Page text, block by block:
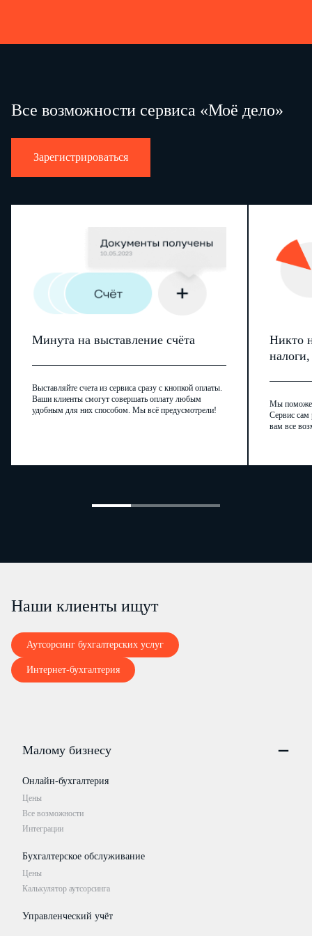
Все возможности сервиса «Моё дело»
Зарегистрироваться
Минута на выставление счёта
Выставляйте счета из сервиса сразу с кнопкой оплаты.
Ваши клиенты смогут совершать оплату любым
удобным для них способом. Мы всё предусмотрели!
Никто
Мы
Сервис сам
вам все
Наши клиенты ищут
Аутсорсинг бухгалтерских услуг
Интернет-бухгалтерия
Малому бизнесу
Онлайн-бухгалтерия
Цены
Все возможности
Интеграции
Бухгалтерское обслуживание
Цены
Калькулятор аутсорсинга
Управленческий учёт